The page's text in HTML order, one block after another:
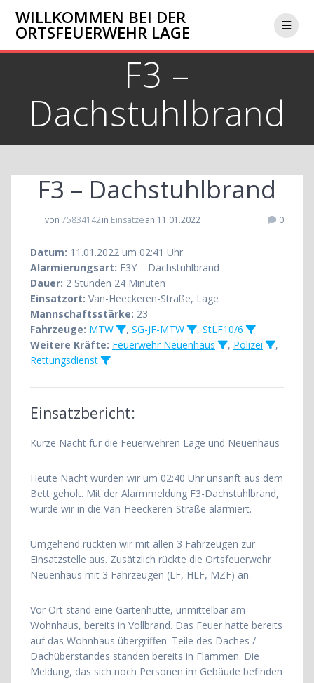
Inhalt
springen
WILLKOMMEN BEI DER
ORTSFEUERWEHR LAGE
F3 –
Dachstuhlbrand
F3 – Dachstuhlbrand
von 75834142in Einsatzean 11.01.2022 0
Datum: 11.01.2022 um 02:41 Uhr
Alarmierungsart: F3Y – Dachstuhlbrand
Dauer: 2 Stunden 24 Minuten
Einsatzort: Van-Heeckeren-Straße, Lage
Mannschaftsstärke: 23
Fahrzeuge: MTW , SG-JF-MTW , StLF10/6
Weitere Kräfte: Feuerwehr Neuenhaus , Polizei
,
Rettungsdienst
Einsatzbericht:
Kurze Nacht für die Feuerwehren Lage und Neuenhaus
Heute Nacht wurden wir um 02:40 Uhr unsanft aus dem
Bett geholt. Mit der Alarmmeldung F3-Dachstuhlbrand,
wurde wir in die Van-Heeckeren-Straße alarmiert.
Umgehend rückten wir mit allen 3 Fahrzeugen zur
Einsatzstelle aus. Zusätzlich rückte die Ortsfeuerwehr
Neuenhaus mit 3 Fahrzeugen (LF, HLF, MZF) an.
Vor Ort stand eine Gartenhütte, unmittelbar am
Wohnhaus, bereits in Vollbrand. Das Feuer hatte bereits
auf das Wohnhaus übergriffen. Teile des Daches /
Dachüberstandes standen bereits in Flammen. Die
Meldung, das sich noch Personen im Gebäude befinden